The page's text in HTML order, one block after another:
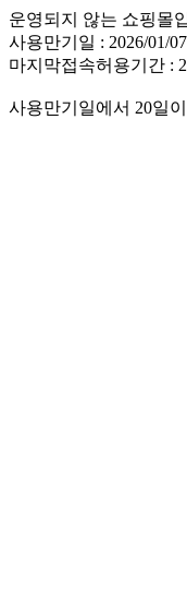
운영되지 않는 쇼핑몰
사용만기일 : 2026/01/07
마지막접속허용기간 :
사용만기일에서 20일